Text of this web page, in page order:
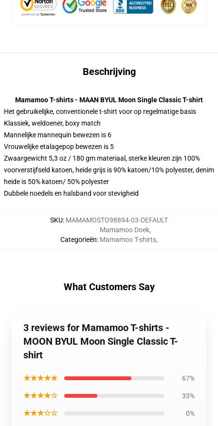
Beschrijving
Mamamoo T-shirts - MAAN BYUL Moon Single Classic T-shirt
Het gebruikelijke, conventionele t-shirt voor op regelmatige basis
Klassiek, weldoener, boxy match
Mannelijke mannequin bewezen is 6
Vrouwelijke etalagepop bewezen is 5
Zwaargewicht 5,3 oz / 180 gm materiaal, sterke kleuren zijn 100%
voorverstijfseld katoen, heide grijs is 90% katoen/10% polyester, denim
heide is 50% katoen/ 50% polyester
Dubbele noedels en halsband voor stevigheid
SKU: MAMAMOSTO98894-03-DEFAULT
Categorieën:
Mamamoo Doek,
Mamamoo T-shirts,
What Customers Say
3 reviews for Mamamoo T-shirts -
MOON BYUL Moon Single Classic T-
shirt
★★★★★ 67%
★★★★☆ 33%
★★★☆☆ 0%